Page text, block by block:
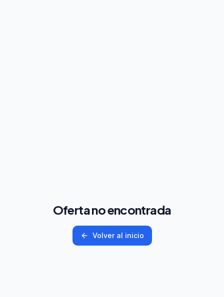
Oferta no encontrada
Volver al inicio